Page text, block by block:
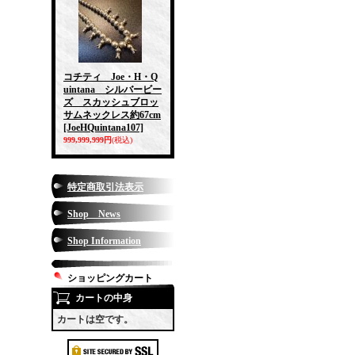
コチティ Joe・H・Q
uintana シルバービー
ズ スカッシュブロッ
サムネックレス約67cm
[JoeHQuintana107]
999,999,999円(税込)
特定商取引法表示
Shop News
Shop Information
ショッピングカート
カートの中身
カートは空です。